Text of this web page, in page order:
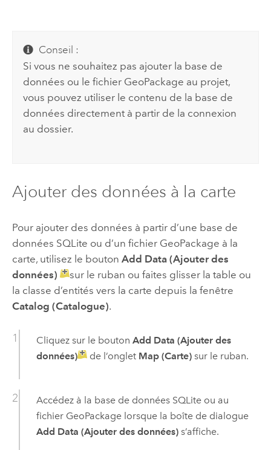
Conseil :
Si vous ne souhaitez pas ajouter la base de
données ou le fichier GeoPackage au projet,
vous pouvez utiliser le contenu de la base de
données directement à partir de la connexion
au dossier.
Ajouter des données à la carte
Pour ajouter des données à partir d’une base de
données SQLite ou d’un fichier GeoPackage à la
carte, utilisez le bouton Add Data (Ajouter des
données)
sur le ruban ou faites glisser la table ou
la classe d’entités vers la carte depuis la fenêtre
Catalog (Catalogue).
Cliquez sur le bouton Add Data (Ajouter des
données)
de l’onglet Map (Carte)sur le ruban.
Accédez à la base de données SQLiteou au
fichier GeoPackagelorsque la boîte de dialogue
Add Data (Ajouter des données)s’affiche.